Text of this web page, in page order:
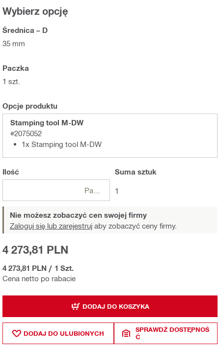
Wybierz opcję
Średnica – D
35 mm
Paczka
1 szt.
Opcje produktu
Stamping tool M-DW
#2075052
1x Stamping tool M-DW
Ilość Suma sztuk
1
Nie możesz zobaczyć cen swojej firmy
Zaloguj się lub zarejestruj aby zobaczyć ceny firmy.
Cena netto po rabacie
4 273,81 PLN
4 273,81 PLN / 1 Szt.
DODAJ DO KOSZYKA
DODAJ DO ULUBIONYCH
SPRAWDŹ DOSTĘPNOŚ
Ć